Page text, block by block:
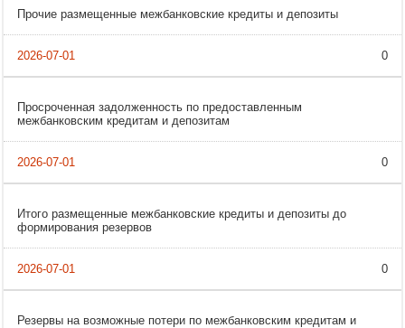
Прочие размещенные межбанковские кредиты и депозиты
0
Просроченная задолженность по предоставленным
межбанковским кредитам и депозитам
0
Итого размещенные межбанковские кредиты и депозиты до
формирования резервов
0
Резервы на возможные потери по межбанковским кредитам и